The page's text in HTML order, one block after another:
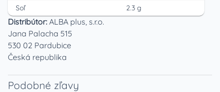
Soľ
2.3 g
Distribútor: ALBA plus, s.r.o.
Jana Palacha 515
530 02 Pardubice
Česká republika
Podobné zľavy